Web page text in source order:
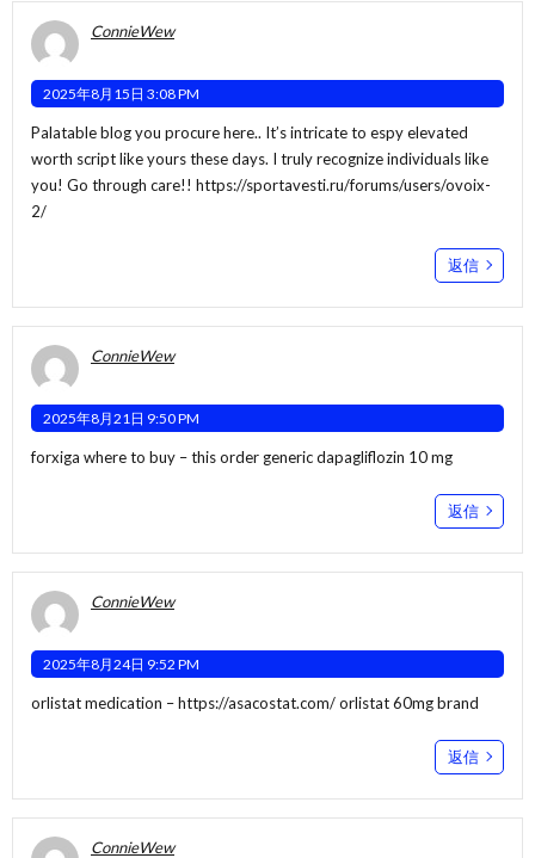
ConnieWew
2025年8月15日 3:08 PM
Palatable blog you procure here.. It’s intricate to espy elevated
worth script like yours these days. I truly recognize individuals like
you! Go through care!! https://sportavesti.ru/forums/users/ovoix-
2/
返信
ConnieWew
2025年8月21日 9:50 PM
forxiga where to buy –thisorder generic dapagliflozin 10 mg
返信
ConnieWew
2025年8月24日 9:52 PM
orlistat medication –https://asacostat.com/orlistat 60mg brand
返信
ConnieWew